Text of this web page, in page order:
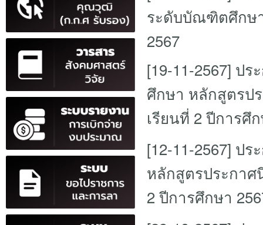
ระดับบัณฑิตศึกษ
2567
[19-11-2567] ปร
ศึกษา หลักสูตรป
เรียนที่ 2 ปีการศึ
[12-11-2567] ปร
หลักสูตรประกา
2 ปีการศึกษา